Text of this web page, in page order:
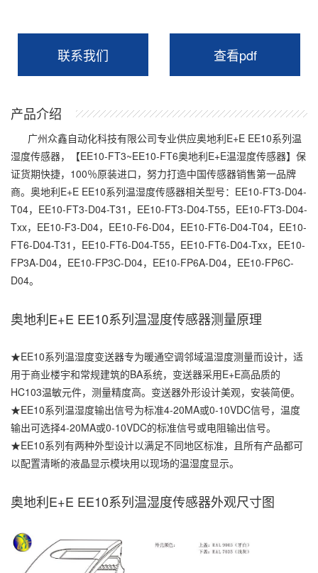
联系我们 查看pdf
产品介绍
广州众鑫自动化科技有限公司专业供应奥地利E+E EE10系列温
湿度传感器，【EE10-FT3~EE10-FT6奥地利E+E温湿度传感器】保
证货期快捷，100％原装进口，努力打造中国传感器销售第一品牌
商。奥地利E+E EE10系列温湿度传感器相关型号：EE10-FT3-D04-
T04，EE10-FT3-D04-T31，EE10-FT3-D04-T55，EE10-FT3-D04-
Txx，EE10-F3-D04，EE10-F6-D04，EE10-FT6-D04-T04，EE10-
FT6-D04-T31，EE10-FT6-D04-T55，EE10-FT6-D04-Txx，EE10-
FP3A-D04，EE10-FP3C-D04，EE10-FP6A-D04，EE10-FP6C-
D04。
奥地利E+E EE10系列温湿度传感器测量原理
★EE10系列温湿度变送器专为暖通空调邻域温湿度测量而设计，适
用于商业楼宇和常规建筑的BA系统，变送器采用E+E高品质的
HC103温敏元件，测量精度高。变送器外形设计美观，安装简便。
★EE10系列温湿度输出信号为标准4-20MA或0-10VDC信号，温度
输出可选择4-20MA或0-10VDC的标准信号或电阻输出信号。
★EE10系列有两种外型设计以满足不同地区标准，且所有产品都可
以配置清晰的液晶显示模块用以现场的温湿度显示。
奥地利E+E EE10系列温湿度传感器外观尺寸图